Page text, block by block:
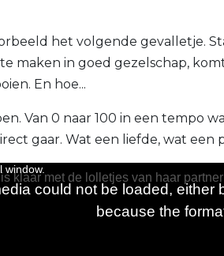
het volgende gevalletje.
maken in goed gezelschap,
En hoe...
Van 0 naar 100 in een tempo
gaar. Wat een liefde, wat een